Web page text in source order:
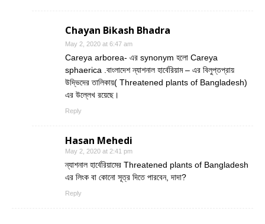
Chayan Bikash Bhadra
May 2, 2020 at 6:47 am
Careya arborea- এর synonym হলো Careya
sphaerica .বাংলাদেশ ন্যাশনাল হার্বেরিয়াম – এর বিলুপ্তপ্রায়
উদ্ভিদের তালিকায়( Threatened plants of Bangladesh)
এর উল্লেখ রয়েছে।
Reply
Hasan Mehedi
May 2, 2020 at 2:41 pm
ন্যাশনাল হার্বেরিয়ামের Threatened plants of Bangladesh
এর লিংক বা কোনো সূত্র দিতে পারবেন, দাদা?
Reply